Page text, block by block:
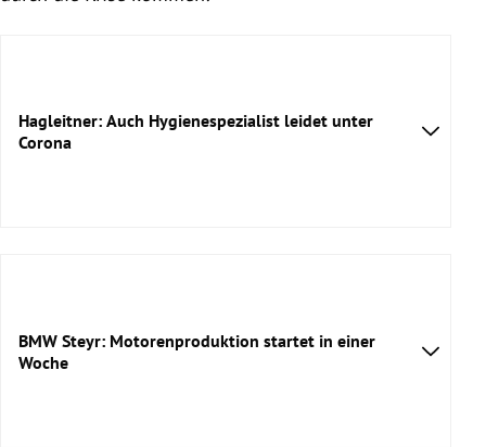
Hagleitner: Auch Hygienespezialist leidet unter
Corona
BMW Steyr: Motorenproduktion startet in einer
Woche